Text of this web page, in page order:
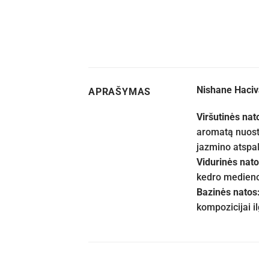
APRAŠYMAS Nishane
Viršutinės
aromatą
jazmino
Vidurinės
kedro
Bazinės natos:
kompozicijai